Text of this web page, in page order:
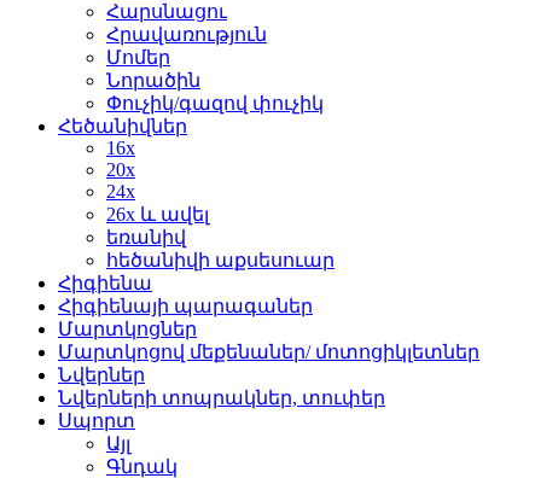
Հարսնացու
Հրավառություն
Մոմեր
Նորածին
Փուչիկ/գազով փուչիկ
Հեծանիվներ
16x
20x
24x
26x և ավել
եռանիվ
հեծանիվի աքսեսուար
Հիգիենա
Հիգիենայի պարագաներ
Մարտկոցներ
Մարտկոցով մեքենաներ/ մոտոցիկլետներ
Նվերներ
Նվերների տոպրակներ, տուփեր
Սպորտ
Այլ
Գնդակ